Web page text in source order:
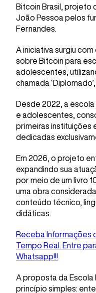
Bitcoin Brasil, projeto
João Pessoa pelos
Fernandes.
A iniciativa surgiu
sobre Bitcoin para
adolescentes,
chamada
Desde 2022, a
e adolescentes,
primeiras instituições
dedicadas
Em 2026, o projeto
expandindo sua
por meio de um livro
uma obra
conteúdo técnico,
didáticas.
Receba Informações
Tempo Real. Entre
Whatsapp!!!
A proposta da Escola
princípio simples: